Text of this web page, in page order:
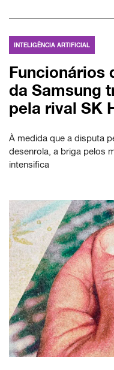
INTELIGÊNCIA ARTIFICIAL
Funcionários
da Samsung
pela rival SK
À medida que a disputa
desenrola, a briga pelos
intensifica